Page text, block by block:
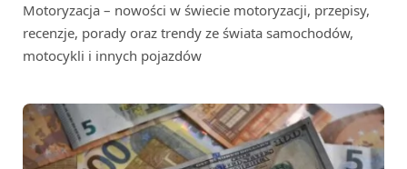
Motoryzacja – nowości w świecie motoryzacji, przepisy,
recenzje, porady oraz trendy ze świata samochodów,
motocykli i innych pojazdów